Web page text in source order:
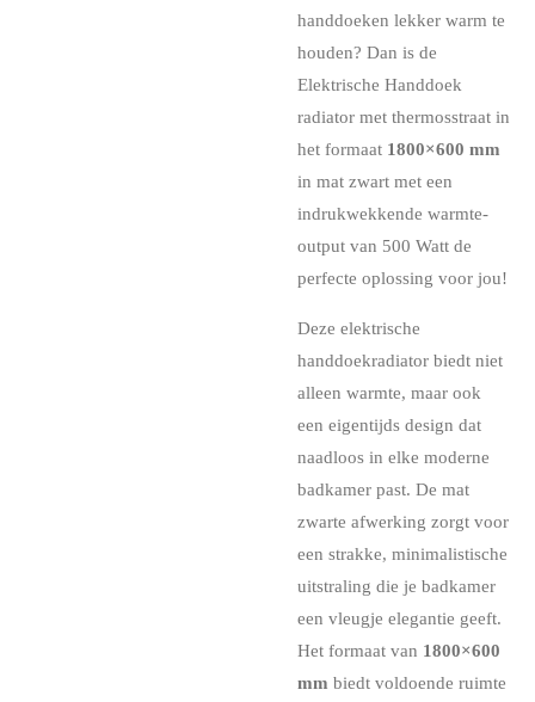
handdoeken lekker warm te
houden? Dan is de
Elektrische Handdoek
radiator met thermosstraat in
het formaat 1800×600 mm
in mat zwart met een
indrukwekkende warmte-
output van 500 Watt de
perfecte oplossing voor jou!
Deze elektrische
handdoekradiator biedt niet
alleen warmte, maar ook
een eigentijds design dat
naadloos in elke moderne
badkamer past. De mat
zwarte afwerking zorgt voor
een strakke, minimalistische
uitstraling die je badkamer
een vleugje elegantie geeft.
Het formaat van 1800×600
mm biedt voldoende ruimte